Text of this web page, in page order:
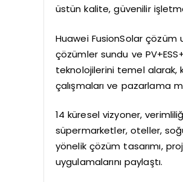
üstün kalite, güvenilir
Huawei FusionSolar
çözümler sundu ve
teknolojilerini temel alarak,
çalışmaları ve pazarlama
14 küresel vizyoner,
süpermarketler, oteller,
yönelik çözüm tasarımı,
uygulamalarını paylaştı.